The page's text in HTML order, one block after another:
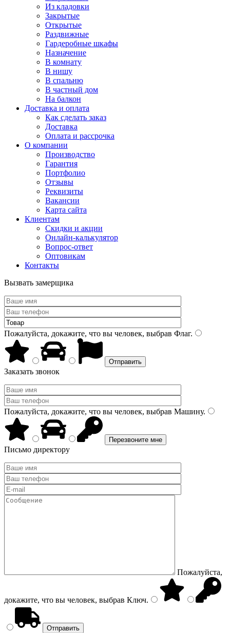
Из кладовки
Закрытые
Открытые
Раздвижные
Гардеробные шкафы
Назначение
В комнату
В нишу
В спальню
В частный дом
На балкон
Доставка и оплата
Как сделать заказ
Доставка
Оплата и рассрочка
О компании
Производство
Гарантия
Портфолио
Отзывы
Реквизиты
Вакансии
Карта сайта
Клиентам
Скидки и акции
Онлайн-калькулятор
Вопрос-ответ
Оптовикам
Контакты
Вызвать замерщика
Пожалуйста, докажите, что вы человек, выбрав Флаг.
Заказать звонок
Пожалуйста, докажите, что вы человек, выбрав Машину.
Письмо директору
Пожалуйста,
докажите, что вы человек, выбрав Ключ.